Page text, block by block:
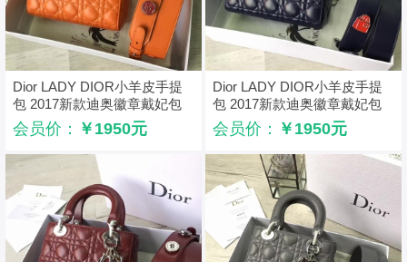
Dior LADY DIOR小羊皮手提
包 2017新款迪奥徽章戴妃包
橙色
会员价： ￥1950元
Dior LADY DIOR小羊皮手提
包 2017新款迪奥徽章戴妃包
蓝色
会员价： ￥1950元